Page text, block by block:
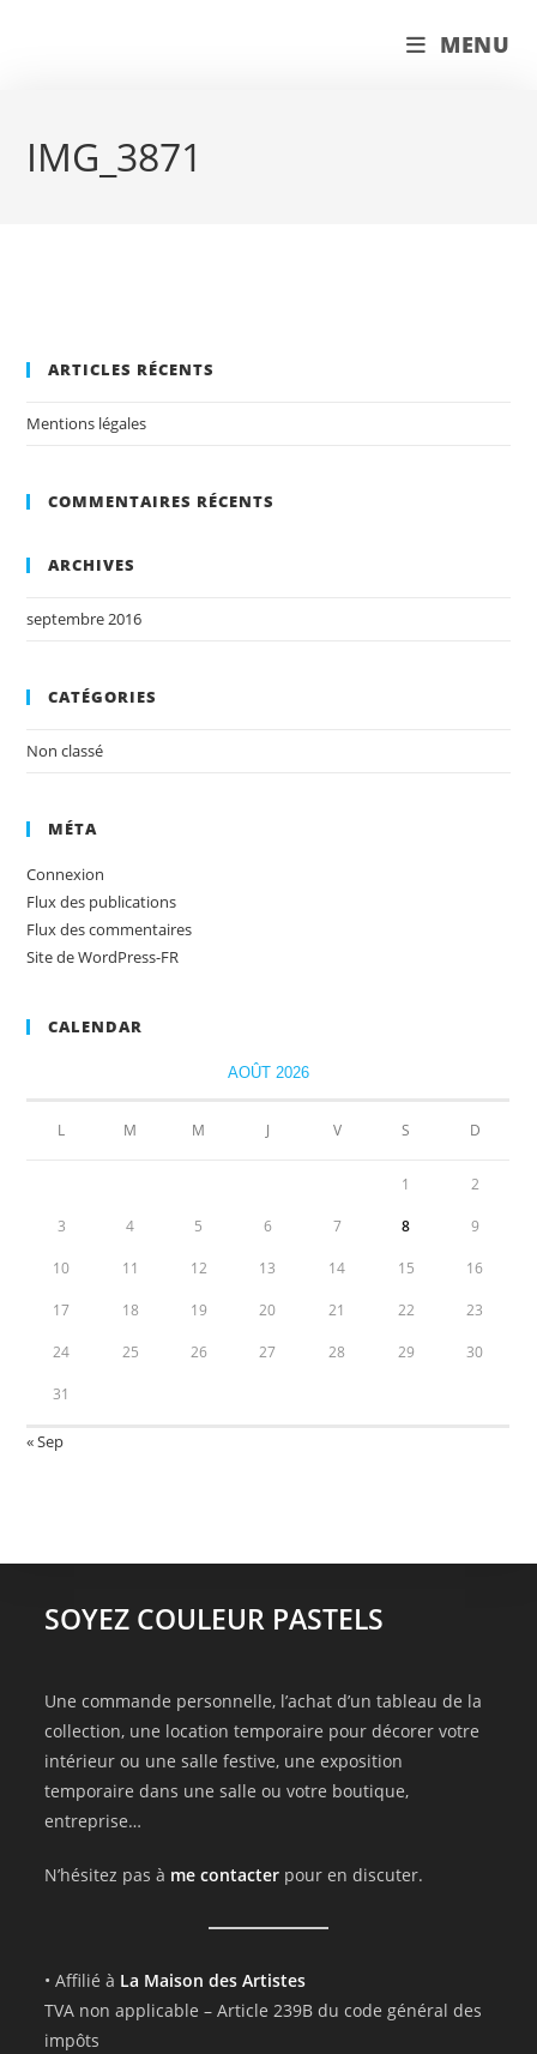
MENU
IMG_3871
ARTICLES RÉCENTS
Mentions légales
COMMENTAIRES RÉCENTS
ARCHIVES
septembre 2016
CATÉGORIES
Non classé
MÉTA
Connexion
Flux des publications
Flux des commentaires
Site de WordPress-FR
CALENDAR
AOÛT 2026
L M M J V S D
1 2
3 4 5 6 7 8 9
10 11 12 13 14 15 16
17 18 19 20 21 22 23
24 25 26 27 28 29 30
31
« Sep
SOYEZ COULEUR PASTELS
Une commande personnelle, l’achat d’un tableau de la
collection, une location temporaire pour décorer votre
intérieur ou une salle festive, une exposition
temporaire dans une salle ou votre boutique,
entreprise…
N’hésitez pas à me contacter pour en discuter.
• Affilié à La Maison des Artistes
TVA non applicable – Article 239B du code général des
impôts